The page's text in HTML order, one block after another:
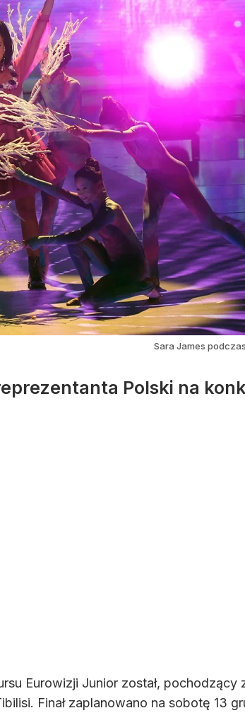
Sara James
Polski na
Eurowizji Junior został,
Finał zaplanowano na sobotę 13